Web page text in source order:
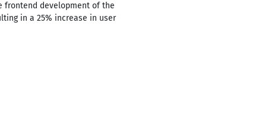
frontend development of the
in a 25% increase in user